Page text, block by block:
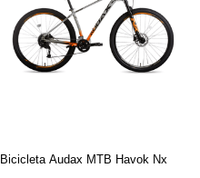
Bicicleta Audax MTB Havok Nx